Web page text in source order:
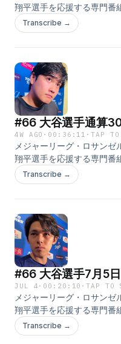
毎週土曜日の午後3時55分
いね！
翔平選手を応援する専門番
は、メジャーリーグ・オー
由伸選手や、村上宗隆選手
ッセージもお待ちしてます
谷選手の好きなところや魅
話 ●大谷選手の印象に残っ
況・雑学 ●大谷選手への応
まつわることならなんでも
だいた方の中から抽選でプ
ら、アパホテル社長が自信
レー「アパ社長カレー・10
トします！ ぜひ、お送りく
だけではなく、 TOKYO
Transcribe →
#66 大谷選手通算
4W AGO · 00:36:11 ·TAP TO
メジャーリーグ・ロサン
翔平選手を応援する専門番
は、ドジャースの情報をた
佐々木朗希投手の試合後の
谷選手を知った時の話 ●大
言葉 ●大谷選手の近況・雑
どなど、大谷選手にまつわ
セージを送っていただいた
提供のアパホテルから、ア
する 本格派ビーフカレー「
月10名様にプレゼントしま
て、この番組は配信だけで
んと鈴木アナのやりとりが
午後3時55分から！ こちら
Transcribe →
#66 大谷選手7月5
JUL 4 · 00:20:10 ·TAP TO
メジャーリーグ・ロサン
翔平選手を応援する専門番
は、ドジャースの情報をた
投手の試合後の 記者会見
Transcribe →